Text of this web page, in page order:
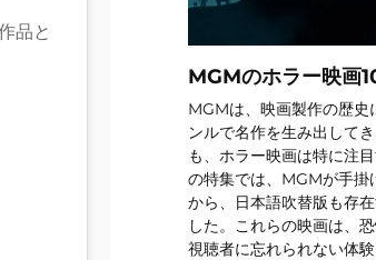
品と
MGMのホラー映画
MGMは、映画製作の歴史
ンルで名作を生み出して
も、ホラー映画は特に注
の特集では、MGMが手掛
から、日本語吹替版も存
した。これらの映画は、
視聴者に忘れられない体験